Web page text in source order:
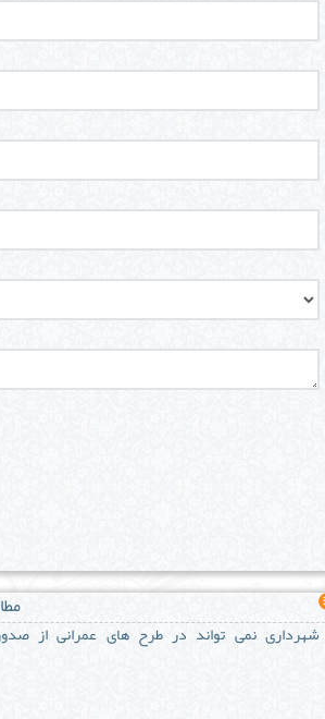
شهرداری نمی تواند در طرح های عمرانی از